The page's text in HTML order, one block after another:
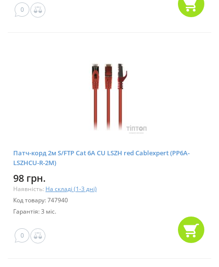
0
Патч-корд 2м S/FTP Cat 6A CU LSZH red Cablexpert (PP6A-
LSZHCU-R-2M)
98 грн.
Наявність: На складі (1-3 дні)
Код товару: 747940
Гарантія: 3 міс.
0